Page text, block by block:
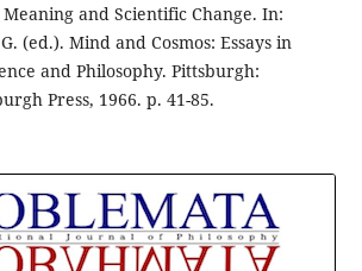
Meaning and Scientific Change. In:
(ed.). Mind and Cosmos: Essays in
and Philosophy. Pittsburgh:
Press, 1966. p. 41-85.